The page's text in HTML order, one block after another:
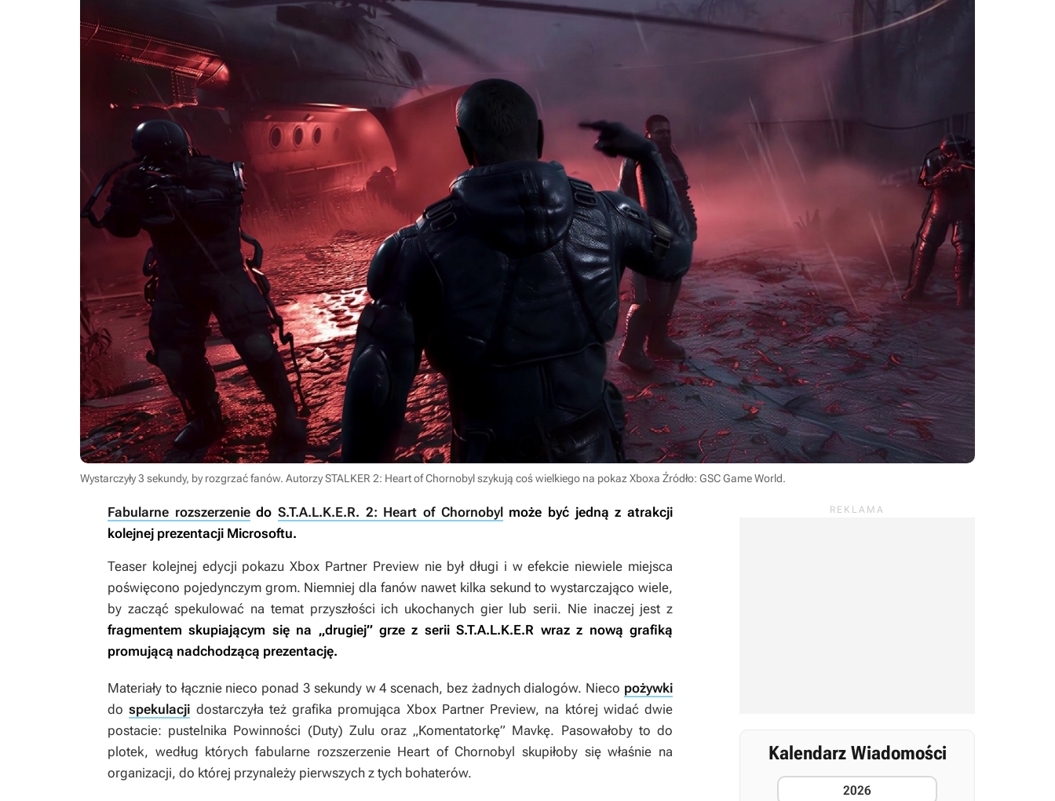
Wystarczyły 3 sekundy, by rozgrzać fanów. Autorzy STALKER 2: Heart of Chornobyl szykują coś wielkiego na pokaz Xboxa Źródło: GSC Game World.
Fabularne rozszerzeniedoS.T.A.L.K.E.R. 2: Heart of Chornobyl może być jedną z atrakcji
kolejnej prezentacji Microsoftu.
Teaser kolejnej edycji pokazu Xbox Partner Preview nie był długi i w efekcie niewiele miejsca
poświęcono pojedynczym grom. Niemniej dla fanów nawet kilka sekund to wystarczająco wiele,
by zacząć spekulować na temat przyszłości ich ukochanych gier lub serii. Nie inaczej jest z
fragmentem skupiającym się na „drugiej” grze z seriiS.T.A.L.K.E.R wraz z nową grafiką
promującą nadchodzącą prezentację.
Materiały to łącznie nieco ponad 3 sekundy w 4 scenach, bez żadnych dialogów. Nieco pożywki
dospekulacji dostarczyła też grafika promująca Xbox Partner Preview, na której widać dwie
postacie: pustelnika Powinności (Duty) Zulu oraz „Komentatorkę” Mavkę. Pasowałoby to do
plotek, według których fabularne rozszerzenie Heart of Chornobyl skupiłoby się właśnie na
organizacji, do której przynależy pierwszych z tych bohaterów.
Kalendarz Wiadomości
2026